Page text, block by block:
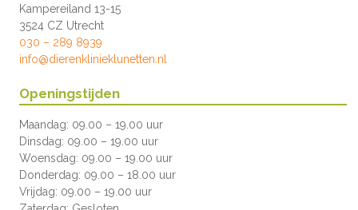
Kampereiland 13-15
3524 CZ Utrecht
030 – 289 8939
info@dierenklinieklunetten.nl
Openingstijden
Maandag: 09.00 – 19.00 uur
Dinsdag: 09.00 – 19.00 uur
Woensdag: 09.00 – 19.00 uur
Donderdag: 09.00 – 18.00 uur
Vrijdag: 09.00 – 19.00 uur